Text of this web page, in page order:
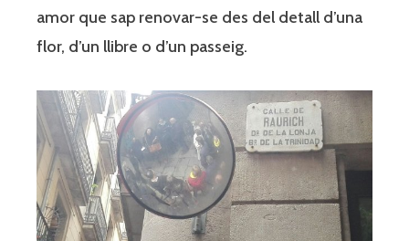
amor que sap renovar-se des del detall d’una
flor, d’un llibre o d’un passeig.